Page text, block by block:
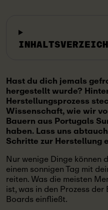
Hast du dich jemals
hergestellt wurde?
Herstellungsprozess
Wissenschaft, wie wir
Bauern aus Portugals
haben. Lass uns
Schritte zur Herstellung
Nur wenige Dinge können
einem sonnigen Tag mit
reiten. Was die meisten
ist, was in den Prozess
Boards einfließt.